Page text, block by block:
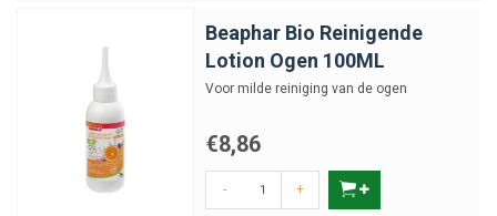
Beaphar Bio Reinigende
Lotion Ogen 100ML
Voor milde reiniging van de ogen
€8,86
- +